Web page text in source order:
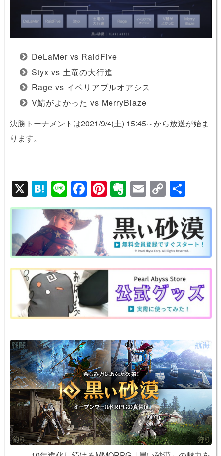
DeLaMer vs RaidFive
Styx vs 土竜の大行進
Rage vs イベリアブルオアシス
V鯖がよかった vs MerryBlaze
決勝トーナメントは2021/9/4(土) 15:45～から放送が始ま
ります。
X H
at
e
n
a
Li
n
e
F
a
c
b
o
o
k
Pi
nt
er
e
st
E
v
er
n
ot
e
E
m
ail
C
o
p
y
Li
n
k
有